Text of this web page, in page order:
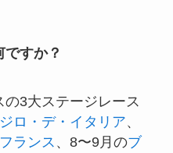
すか？
3大ステージレース
ロ・デ・イタリア、
ランス 、8〜9月のブ